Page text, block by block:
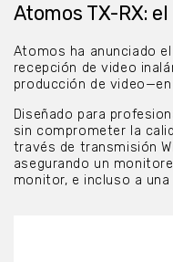
Atomos TX-RX:
Atomos ha anunciado
recepción de video
producción de
Diseñado para
sin comprometer la
través de transmisión
asegurando un
monitor, e incluso a